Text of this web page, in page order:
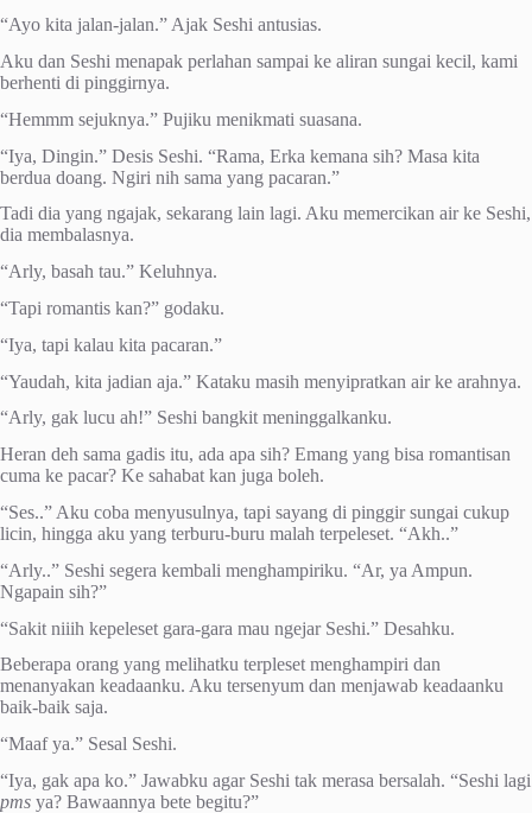
“Ayo kita jalan-jalan.” Ajak Seshi antusias.
Aku dan Seshi menapak perlahan sampai ke aliran sungai kecil, kami
berhenti di pinggirnya.
“Hemmm sejuknya.” Pujiku menikmati suasana.
“Iya, Dingin.” Desis Seshi. “Rama, Erka kemana sih? Masa kita
berdua doang. Ngiri nih sama yang pacaran.”
Tadi dia yang ngajak, sekarang lain lagi. Aku memercikan air ke Seshi,
dia membalasnya.
“Arly, basah tau.” Keluhnya.
“Tapi romantis kan?” godaku.
“Iya, tapi kalau kita pacaran.”
“Yaudah, kita jadian aja.” Kataku masih menyipratkan air ke arahnya.
“Arly, gak lucu ah!” Seshi bangkit meninggalkanku.
Heran deh sama gadis itu, ada apa sih? Emang yang bisa romantisan
cuma ke pacar? Ke sahabat kan juga boleh.
“Ses..” Aku coba menyusulnya, tapi sayang di pinggir sungai cukup
licin, hingga aku yang terburu-buru malah terpeleset. “Akh..”
“Arly..” Seshi segera kembali menghampiriku. “Ar, ya Ampun.
Ngapain sih?”
“Sakit niiih kepeleset gara-gara mau ngejar Seshi.” Desahku.
Beberapa orang yang melihatku terpleset menghampiri dan
menanyakan keadaanku. Aku tersenyum dan menjawab keadaanku
baik-baik saja.
“Maaf ya.” Sesal Seshi.
“Iya, gak apa ko.” Jawabku agar Seshi tak merasa bersalah. “Seshi lagi
pms ya? Bawaannya bete begitu?”